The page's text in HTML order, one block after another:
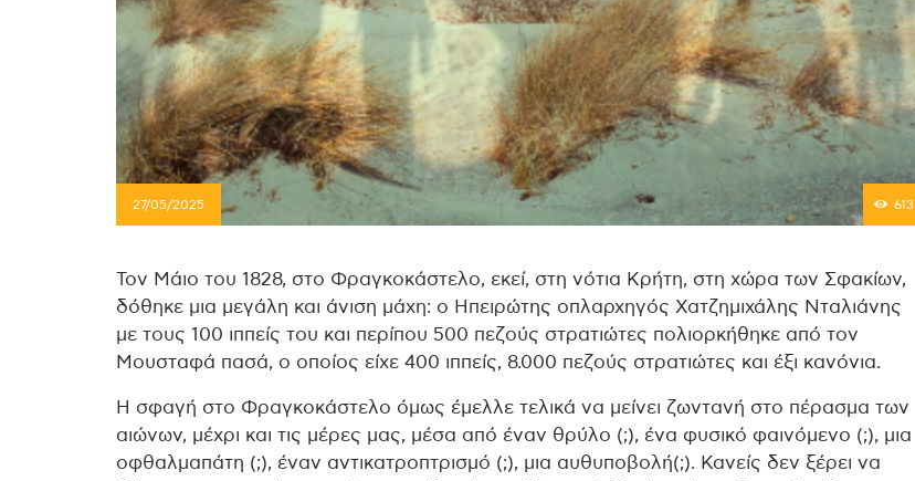
27/05/2025 613
Τον Μάιο του 1828, στο Φραγκοκάστελο, εκεί, στη νότια Κρήτη, στη χώρα των Σφακίων,
δόθηκε μια μεγάλη και άνιση μάχη: ο Ηπειρώτης οπλαρχηγός Χατζημιχάλης Νταλιάνης
με τους 100 ιππείς του και περίπου 500 πεζούς στρατιώτες πολιορκήθηκε από τον
Μουσταφά πασά, ο οποίος είχε 400 ιππείς, 8.000 πεζούς στρατιώτες και έξι κανόνια.
Η σφαγή στο Φραγκοκάστελο όμως έμελλε τελικά να μείνει ζωντανή στο πέρασμα των
αιώνων, μέχρι και τις μέρες μας, μέσα από έναν θρύλο (;), ένα φυσικό φαινόμενο (;), μια
οφθαλμαπάτη (;), έναν αντικατροπτρισμό (;), μια αυθυποβολή(;). Κανείς δεν ξέρει να